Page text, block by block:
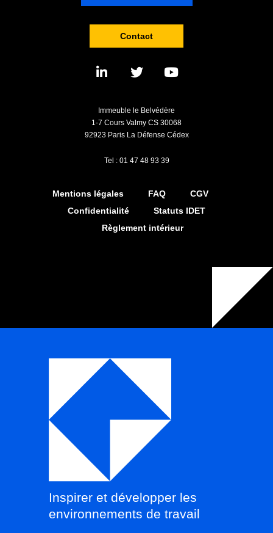
Contact
Immeuble le Belvédère
1-7 Cours Valmy CS 30068
92923 Paris La Défense Cédex
Tel : 01 47 48 93 39
Mentions légales FAQ
CGV
Confidentialité
Statuts IDET
Règlement intérieur
Inspirer et développer les
environnements de travail